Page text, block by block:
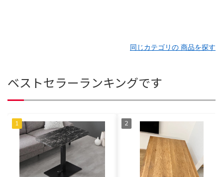
同じカテゴリの 商品を探す
ベストセラーランキングです